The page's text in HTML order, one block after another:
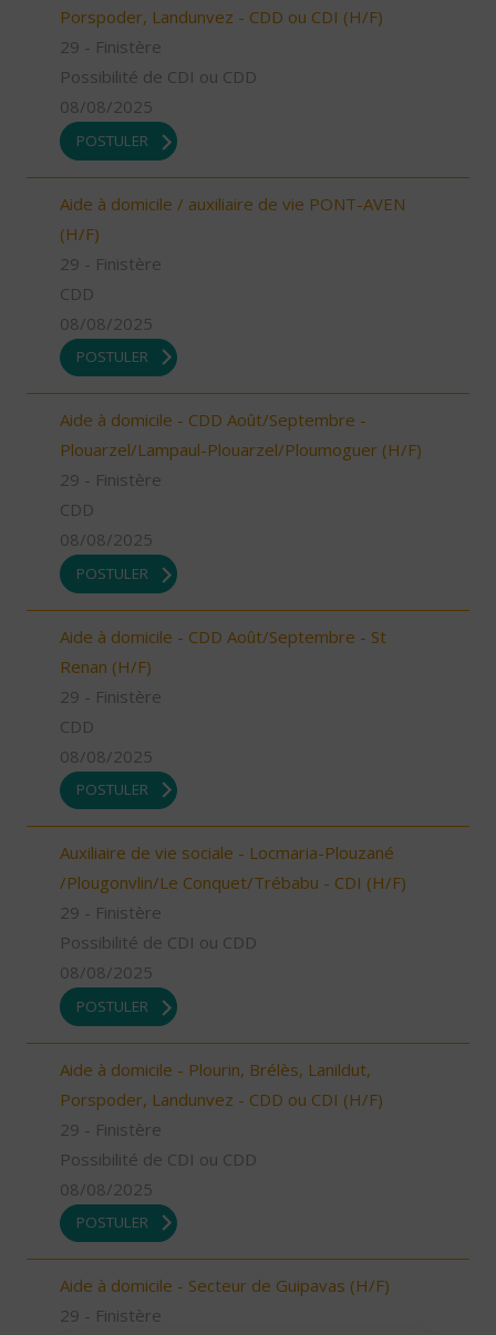
Porspoder, Landunvez - CDD ou CDI (H/F)
29 - Finistère
Possibilité de CDI ou CDD
08/08/2025
POSTULER
Aide à domicile / auxiliaire de vie PONT-AVEN
(H/F)
29 - Finistère
CDD
08/08/2025
POSTULER
Aide à domicile - CDD Août/Septembre -
Plouarzel/Lampaul-Plouarzel/Ploumoguer (H/F)
29 - Finistère
CDD
08/08/2025
POSTULER
Aide à domicile - CDD Août/Septembre - St
Renan (H/F)
29 - Finistère
CDD
08/08/2025
POSTULER
Auxiliaire de vie sociale - Locmaria-Plouzané
/Plougonvlin/Le Conquet/Trébabu - CDI (H/F)
29 - Finistère
Possibilité de CDI ou CDD
08/08/2025
POSTULER
Aide à domicile - Plourin, Brélès, Lanildut,
Porspoder, Landunvez - CDD ou CDI (H/F)
29 - Finistère
Possibilité de CDI ou CDD
08/08/2025
POSTULER
Aide à domicile - Secteur de Guipavas (H/F)
29 - Finistère